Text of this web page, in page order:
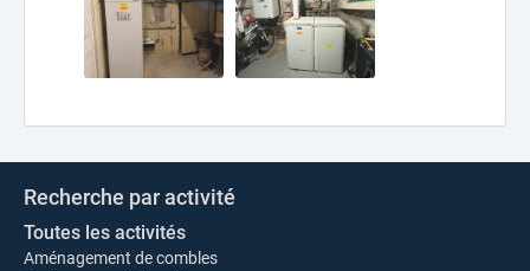
Recherche par activité
Toutes les activités
Aménagement de combles